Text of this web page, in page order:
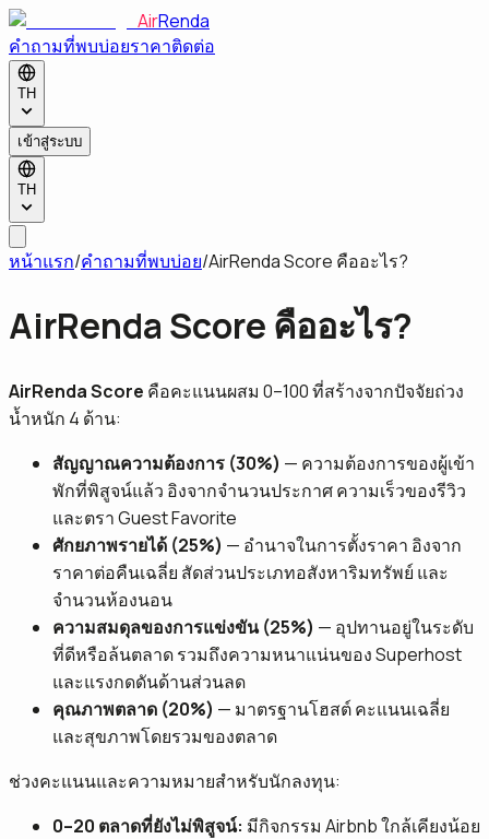
AirRenda
คำถามที่พบบ่อยราคาติดต่อ
TH
เข้าสู่ระบบ
TH
หน้าแรก/คำถามที่พบบ่อย/AirRenda Score คืออะไร?
AirRenda Score คืออะไร?
AirRenda Score คือคะแนนผสม 0–100 ที่สร้างจากปัจจัยถ่วง
น้ำหนัก 4 ด้าน:
สัญญาณความต้องการ (30%) — ความต้องการของผู้เข้า
พักที่พิสูจน์แล้ว อิงจากจำนวนประกาศ ความเร็วของรีวิว
และตรา Guest Favorite
ศักยภาพรายได้ (25%) — อำนาจในการตั้งราคา อิงจาก
ราคาต่อคืนเฉลี่ย สัดส่วนประเภทอสังหาริมทรัพย์ และ
จำนวนห้องนอน
ความสมดุลของการแข่งขัน (25%) — อุปทานอยู่ในระดับ
ที่ดีหรือล้นตลาด รวมถึงความหนาแน่นของ Superhost
และแรงกดดันด้านส่วนลด
คุณภาพตลาด (20%) — มาตรฐานโฮสต์ คะแนนเฉลี่ย
และสุขภาพโดยรวมของตลาด
ช่วงคะแนนและความหมายสำหรับนักลงทุน:
0–20 ตลาดที่ยังไม่พิสูจน์: มีกิจกรรม Airbnb ใกล้เคียงน้อย